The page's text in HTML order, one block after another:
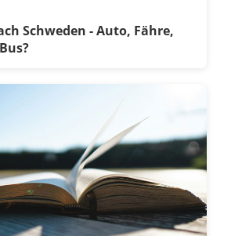
Schweden - Auto, Fähre,